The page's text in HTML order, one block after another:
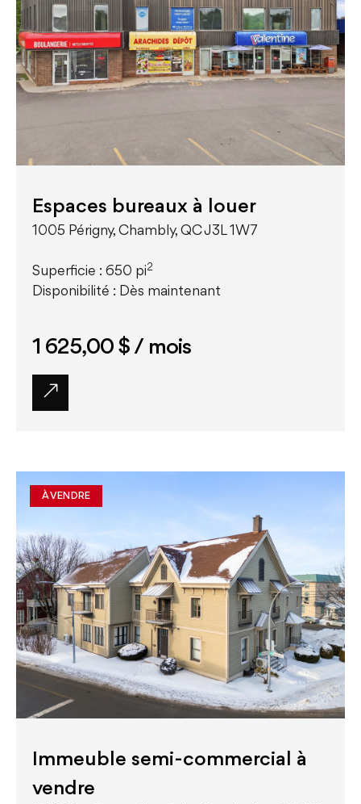
Espaces bureaux à louer
1005 Périgny, Chambly, QC J3L 1W7
Superficie : 650 pi2
Disponibilité : Dès maintenant
1 625,00 $/ mois
À VENDRE
Immeuble semi-commercial à
vendre